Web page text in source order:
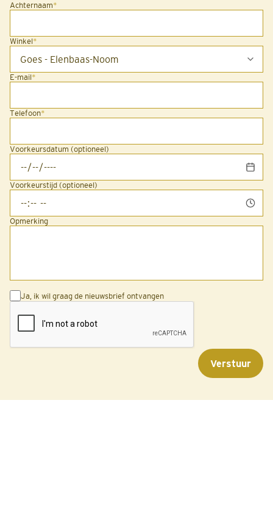
Achternaam*
Winkel*
E-mail*
Telefoon*
Voorkeursdatum (optioneel)
Voorkeurstijd (optioneel)
Opmerking
Ja, ik wil graag de nieuwsbrief ontvangen